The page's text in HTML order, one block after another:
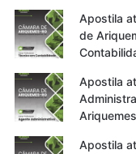
Apostila
de
Apostila
Apostila